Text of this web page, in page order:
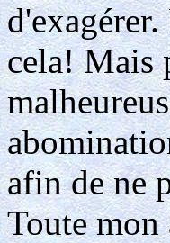
cela! Mais
afin de ne
Toute mon